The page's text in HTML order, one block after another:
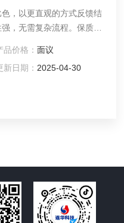
，以更直观的方式反馈结
，无需复杂流程。保质期
品价格： 面议
新日期： 2025-04-30